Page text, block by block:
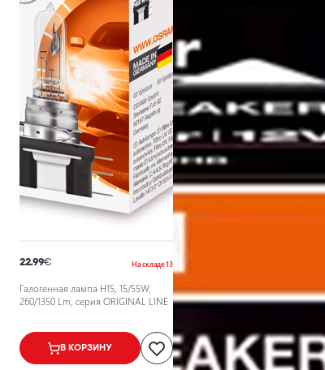
22.99€ На складе 13
Галогенная лампа H15, 15/55W,
260/1350 Lm, серия ORIGINAL LINE
В КОРЗИНУ